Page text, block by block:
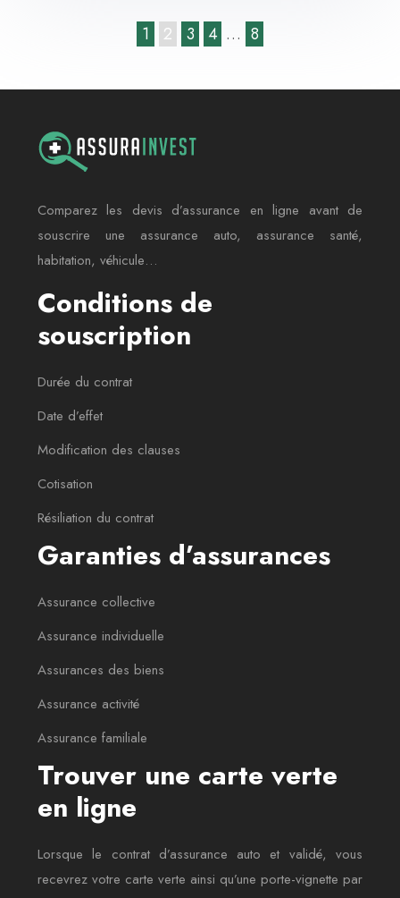
1 2 3 4 … 8
Comparez les devis d’assurance en ligne avant de
souscrire une assurance auto, assurance santé,
habitation, véhicule…
Conditions de
souscription
Durée du contrat
Date d’effet
Modification des clauses
Cotisation
Résiliation du contrat
Garanties d’assurances
Assurance collective
Assurance individuelle
Assurances des biens
Assurance activité
Assurance familiale
Trouver une carte verte
en ligne
Lorsque le contrat d’assurance auto et validé, vous
recevrez votre carte verte ainsi qu’une porte-vignette par